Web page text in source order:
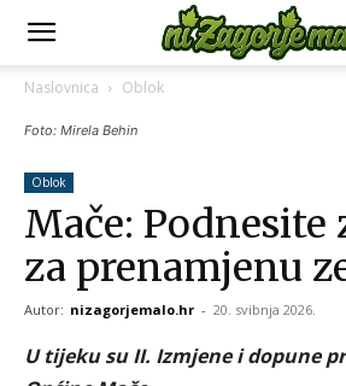
Naslovnica Oblok
Foto: Mirela Behin
Oblok
Mače: Podnesite
za prenamjenu
Autor: nizagorjemalo.hr - 20. svibnja 2026.
U tijeku su II. Izmjene i dopune